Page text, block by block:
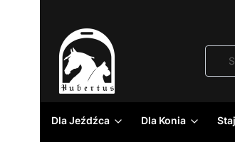
Dla Jeźdźca Dla Konia